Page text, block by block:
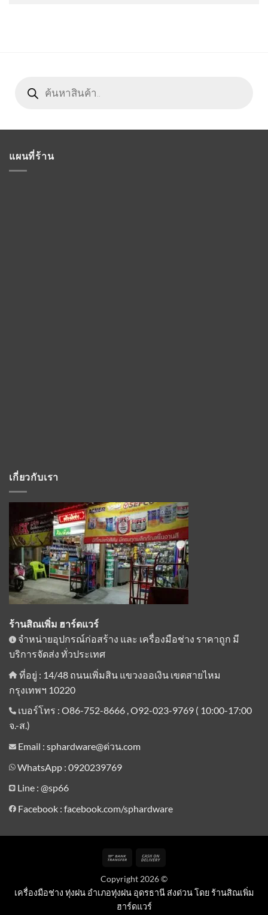
search
แผนที่ร้าน
เกี่ยวกับเรา
ร้านสิณเพิ่ม ฮาร์ดแวร์
จำหน่ายอุปกรณ์ก่อสร้าง และ เครื่องมือช่าง ราคาถูก มี
บริการจัดส่ง ทั่วประเทศ
ที่อยู่ : 14/48 ถนนเพิ่มสิน แขวงออเงิน เขตสายไหม
กรุงเทพฯ 10220
เบอร์โทร : O86-752-8666 , O92-023-9769 ( 10:00-17:00
จ.-ส.)
Email : sphardware@ด่วน.com
WhatsApp : 0920239769
Line : @sp66
Facebook : facebook.com/sphardware
Bank
Delivery
Copyright 2026 ©
เครื่องมือช่าง ทุ่งฝน อำเภอทุ่งฝน อุดรธานี ส่งด่วน โดย ร้านสิณเพิ่ม
ฮาร์ดแวร์